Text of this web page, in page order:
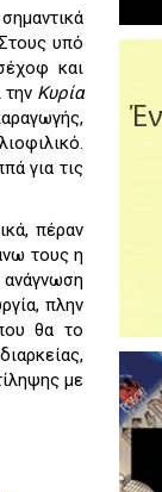
υπό
και
Κυρία
για τις
πέραν
τους η
πλην
θα το
με